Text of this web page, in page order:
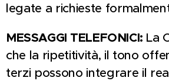
legate a richieste
MESSAGGI TELEFONICI: La
che la ripetitività, il tono
terzi possono integrare il